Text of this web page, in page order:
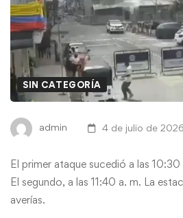
SIN CATEGORÍA
admin 4 de julio de 2026
El primer ataque sucedió a las
El segundo, a las 11:40 a. m. La
averías.